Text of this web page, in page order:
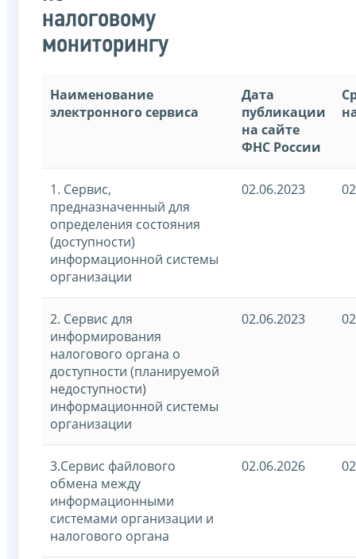
налоговому
мониторингу
Наименование
электронного сервиса
Дата
публикации
на сайте
ФНС России
1. Сервис,
предназначенный для
определения состояния
(доступности)
информационной системы
организации
02.06.2023
2. Сервис для
информирования
налогового органа о
доступности (планируемой
недоступности)
информационной системы
организации
02.06.2023
3.Сервис файлового
обмена между
информационными
системами организации и
налогового органа
02.06.2026